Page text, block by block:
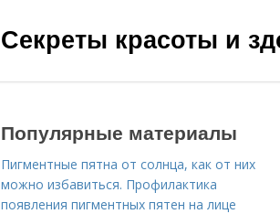
Секреты красоты и
Популярные материалы
Пигментные пятна от солнца, как от них
можно избавиться. Профилактика
появления пигментных пятен на лице